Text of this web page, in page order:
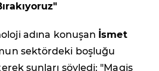
adına konuşan İsmet
sektördeki boşluğu
şunları söyledi: "Magis